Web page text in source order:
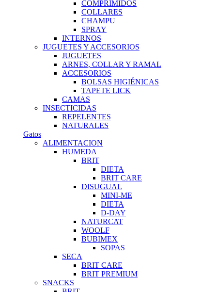
COMPRIMIDOS
COLLARES
CHAMPU
SPRAY
INTERNOS
JUGUETES Y ACCESORIOS
JUGUETES
ARNES, COLLAR Y RAMAL
ACCESORIOS
BOLSAS HIGIÉNICAS
TAPETE LICK
CAMAS
INSECTICIDAS
REPELENTES
NATURALES
Gatos
ALIMENTACION
HUMEDA
BRIT
DIETA
BRIT CARE
DISUGUAL
MINI-ME
DIETA
D-DAY
NATURCAT
WOOLF
BUBIMEX
SOPAS
SECA
BRIT CARE
BRIT PREMIUM
SNACKS